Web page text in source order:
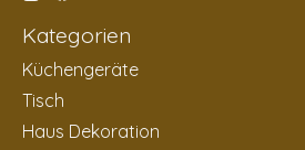
Kategorien
Küchengeräte
Tisch
Haus Dekoration